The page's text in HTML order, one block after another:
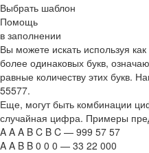
Выбрать шаблон
Помощь
в заполнении
Вы можете искать используя
более одинаковых букв,
равные количеству этих букв.
55577.
Еще, могут быть комбинации
случайная цифра. Примеры
A A A B C B C — 999 57 57
A A B B 0 0 0 — 33 22 000